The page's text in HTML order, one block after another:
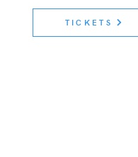
TICKETS